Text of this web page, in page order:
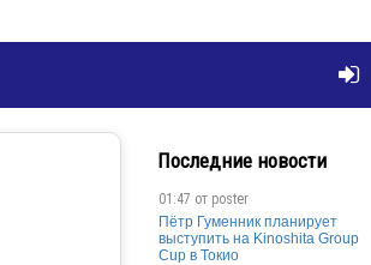

Последние новости
01:47 от poster
Пётр Гуменник планирует
выступить на Kinoshita Group
Cup в Токио